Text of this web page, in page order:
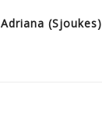
Adriana (Sjoukes)